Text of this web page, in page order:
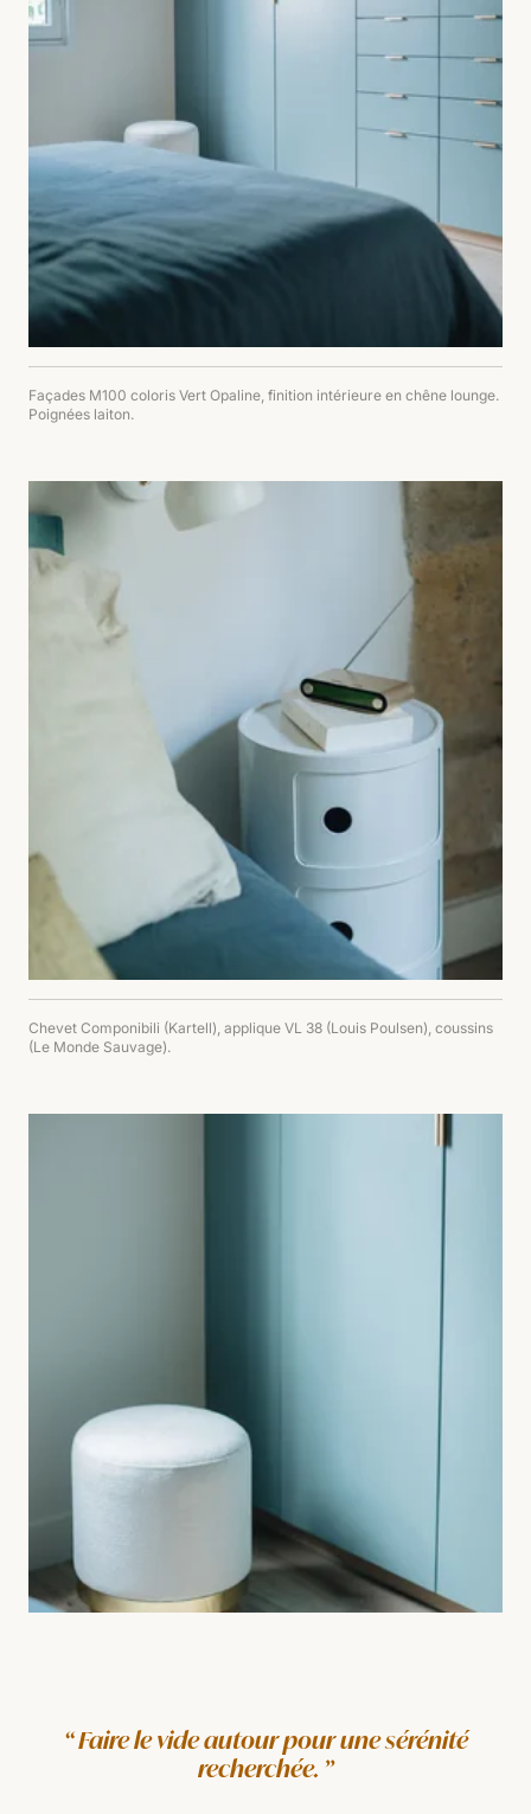
Façades M100 coloris Vert Opaline, finition intérieure en chêne lounge.
Poignées laiton.
Chevet Componibili (Kartell), applique VL 38 (Louis Poulsen), coussins
(Le Monde Sauvage).
Faire le vide autour pour une sérénité
recherchée.